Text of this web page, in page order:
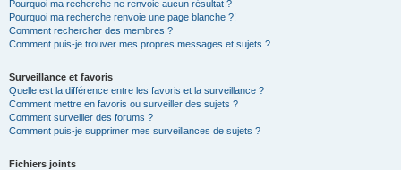
Pourquoi ma recherche ne renvoie aucun résultat ?
Pourquoi ma recherche renvoie une page blanche ?!
Comment rechercher des membres ?
Comment puis-je trouver mes propres messages et sujets ?
Surveillance et favoris
Quelle est la différence entre les favoris et la surveillance ?
Comment mettre en favoris ou surveiller des sujets ?
Comment surveiller des forums ?
Comment puis-je supprimer mes surveillances de sujets ?
Fichiers joints